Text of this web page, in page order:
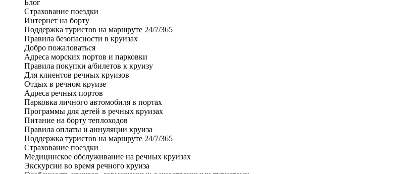
Блог
Страхование поездки
Интернет на борту
Поддержка туристов на маршруте 24/7/365
Правила безопасности в круизах
Добро пожаловаться
Адреса морских портов и парковки
Правила покупки а/билетов к круизу
Для клиентов речных круизов
Отдых в речном круизе
Адреса речных портов
Парковка личного автомобиля в портах
Программы для детей в речных круизах
Питание на борту теплоходов
Правила оплаты и аннуляции круиза
Поддержка туристов на маршруте 24/7/365
Страхование поездки
Медицинское обслуживание на речных круизах
Экскурсии во время речного круиза